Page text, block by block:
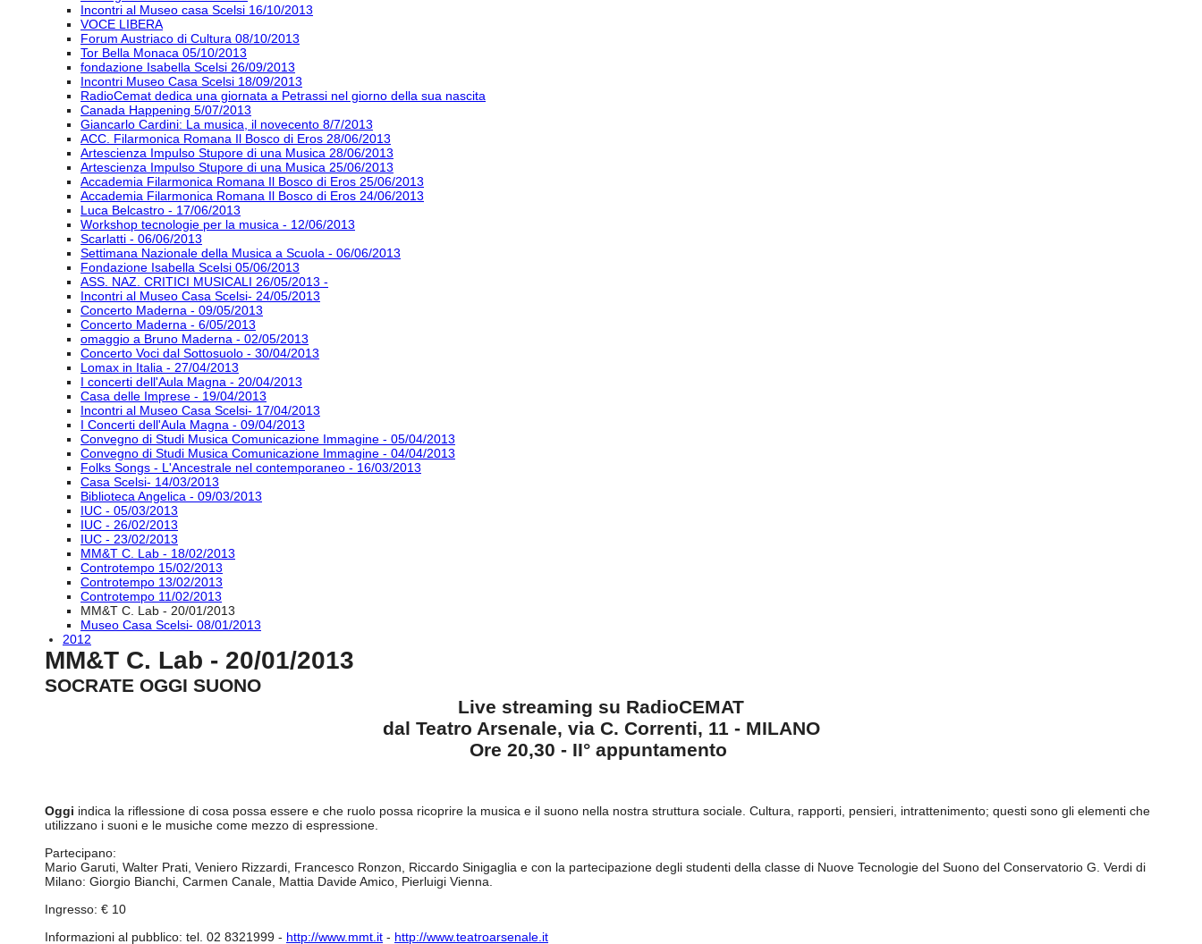
Incontri al Museo casa Scelsi 16/10/2013
VOCE LIBERA
Forum Austriaco di Cultura 08/10/2013
Tor Bella Monaca 05/10/2013
fondazione Isabella Scelsi 26/09/2013
Incontri Museo Casa Scelsi 18/09/2013
RadioCemat dedica una giornata a Petrassi nel giorno della sua nascita
Canada Happening 5/07/2013
Giancarlo Cardini: La musica, il novecento 8/7/2013
ACC. Filarmonica Romana Il Bosco di Eros 28/06/2013
Artescienza Impulso Stupore di una Musica 28/06/2013
Artescienza Impulso Stupore di una Musica 25/06/2013
Accademia Filarmonica Romana Il Bosco di Eros 25/06/2013
Accademia Filarmonica Romana Il Bosco di Eros 24/06/2013
Luca Belcastro - 17/06/2013
Workshop tecnologie per la musica - 12/06/2013
Scarlatti - 06/06/2013
Settimana Nazionale della Musica a Scuola - 06/06/2013
Fondazione Isabella Scelsi 05/06/2013
ASS. NAZ. CRITICI MUSICALI 26/05/2013 -
Incontri al Museo Casa Scelsi- 24/05/2013
Concerto Maderna - 09/05/2013
Concerto Maderna - 6/05/2013
omaggio a Bruno Maderna - 02/05/2013
Concerto Voci dal Sottosuolo - 30/04/2013
Lomax in Italia - 27/04/2013
I concerti dell'Aula Magna - 20/04/2013
Casa delle Imprese - 19/04/2013
Incontri al Museo Casa Scelsi- 17/04/2013
I Concerti dell'Aula Magna - 09/04/2013
Convegno di Studi Musica Comunicazione Immagine - 05/04/2013
Convegno di Studi Musica Comunicazione Immagine - 04/04/2013
Folks Songs - L'Ancestrale nel contemporaneo - 16/03/2013
Casa Scelsi- 14/03/2013
Biblioteca Angelica - 09/03/2013
IUC - 05/03/2013
IUC - 26/02/2013
IUC - 23/02/2013
MM&T C. Lab - 18/02/2013
Controtempo 15/02/2013
Controtempo 13/02/2013
Controtempo 11/02/2013
MM&T C. Lab - 20/01/2013
Museo Casa Scelsi- 08/01/2013
2012
MM&T C. Lab - 20/01/2013
SOCRATE OGGI SUONO
Live streaming su RadioCEMAT
dal Teatro Arsenale, via C. Correnti, 11 - MILANO
Ore 20,30 - II° appuntamento
Oggi indica la riflessione di cosa possa essere e che ruolo possa ricoprire la musica e il suono nella nostra struttura sociale. Cultura, rapporti, pensieri, intrattenimento; questi sono gli elementi che
utilizzano i suoni e le musiche come mezzo di espressione.
Partecipano:
Mario Garuti, Walter Prati, Veniero Rizzardi, Francesco Ronzon, Riccardo Sinigaglia e con la partecipazione degli studenti della classe di Nuove Tecnologie del Suono del Conservatorio G. Verdi di
Milano: Giorgio Bianchi, Carmen Canale, Mattia Davide Amico, Pierluigi Vienna.
Ingresso: € 10
Informazioni al pubblico: tel. 02 8321999 - http://www.mmt.it - http://www.teatroarsenale.it